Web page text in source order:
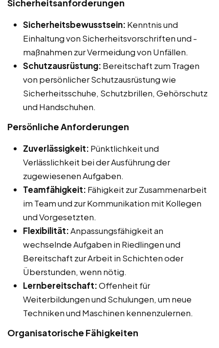
Sicherheitsanforderungen
Sicherheitsbewusstsein: Kenntnis und
Einhaltung von Sicherheitsvorschriften und -
maßnahmen zur Vermeidung von Unfällen.
Schutzausrüstung: Bereitschaft zum Tragen
von persönlicher Schutzausrüstung wie
Sicherheitsschuhe, Schutzbrillen, Gehörschutz
und Handschuhen.
Persönliche Anforderungen
Zuverlässigkeit: Pünktlichkeit und
Verlässlichkeit bei der Ausführung der
zugewiesenen Aufgaben.
Teamfähigkeit: Fähigkeit zur Zusammenarbeit
im Team und zur Kommunikation mit Kollegen
und Vorgesetzten.
Flexibilität:Anpassungsfähigkeit an
wechselnde Aufgaben in Riedlingen und
Bereitschaft zur Arbeit in Schichten oder
Überstunden, wenn nötig.
Lernbereitschaft:Offenheit für
Weiterbildungen und Schulungen, um neue
Techniken und Maschinen kennenzulernen.
Organisatorische Fähigkeiten